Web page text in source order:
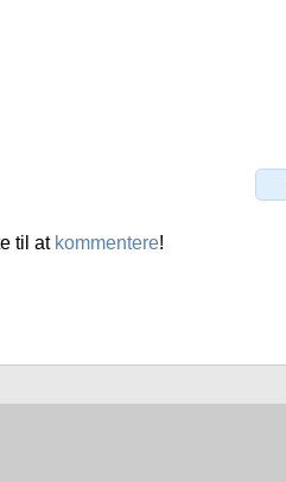
til at kommentere!